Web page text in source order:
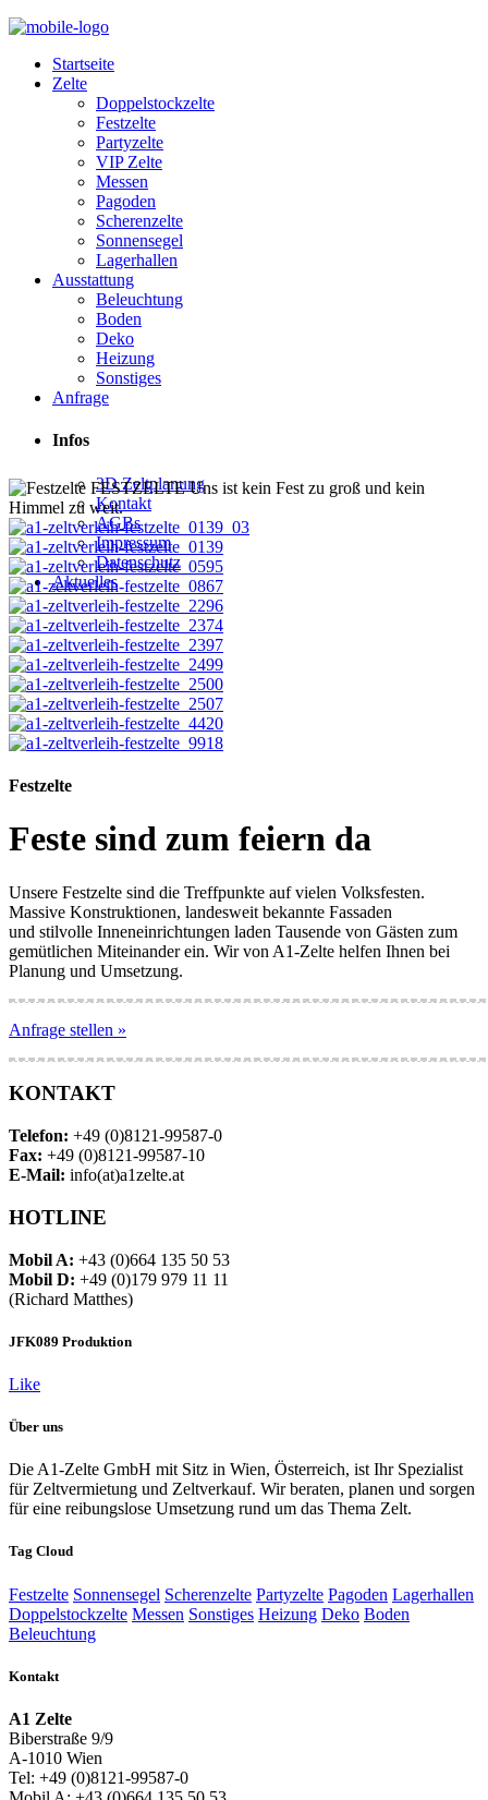
Startseite
Zelte
Doppelstockzelte
Festzelte
Partyzelte
VIP Zelte
Messen
Pagoden
Scherenzelte
Sonnensegel
Lagerhallen
Ausstattung
Beleuchtung
Boden
Deko
Heizung
Sonstiges
Anfrage
Infos
3D Zeltplanung
Kontakt
AGBs
Impressum
Datenschutz
Aktuelles
FESTZELTEUns ist kein Fest zu groß und kein
Himmel zu weit.
Festzelte
Feste sind zum feiern da
Unsere Festzelte sind die Treffpunkte auf vielen Volksfesten.
Massive Konstruktionen, landesweit bekannte Fassaden
und stilvolle Inneneinrichtungen laden Tausende von Gästen zum
gemütlichen Miteinander ein. Wir von A1-Zelte helfen Ihnen bei
Planung und Umsetzung.
Anfrage stellen »
KONTAKT
Telefon: +49 (0)8121-99587-0
Fax: +49 (0)8121-99587-10
E-Mail: info(at)a1zelte.at
HOTLINE
Mobil A: +43 (0)664 135 50 53
Mobil D: +49 (0)179 979 11 11
(Richard Matthes)
JFK089 Produktion
Like
Über uns
Die A1-Zelte GmbH mit Sitz in Wien, Österreich, ist Ihr Spezialist
für Zeltvermietung und Zeltverkauf. Wir beraten, planen und sorgen
für eine reibungslose Umsetzung rund um das Thema Zelt.
Tag Cloud
Festzelte Sonnensegel Scherenzelte Partyzelte Pagoden Lagerhallen
Doppelstockzelte Messen Sonstiges Heizung Deko Boden
Beleuchtung
Kontakt
A1 Zelte
Biberstraße 9/9
A-1010 Wien
Tel: +49 (0)8121-99587-0